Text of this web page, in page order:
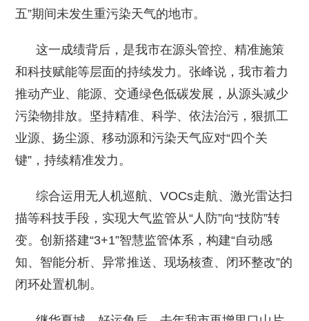
五”期间未发生重污染天气的地市。
这一成绩背后，是我市在源头管控、精准施策
和科技赋能等层面的持续发力。张峰说，我市着力
推动产业、能源、交通绿色低碳发展，从源头减少
污染物排放。坚持精准、科学、依法治污，狠抓工
业源、扬尘源、移动源和污染天气应对“四个关
键”，持续精准发力。
综合运用无人机巡航、VOCs走航、激光雷达扫
描等科技手段，实现大气监管从“人防”向“技防”转
变。创新搭建“3+1”智慧监管体系，构建“自动感
知、智能分析、异常推送、现场核查、闭环整改”的
闭环处置机制。